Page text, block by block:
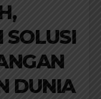
SOLUSI
DUNIA